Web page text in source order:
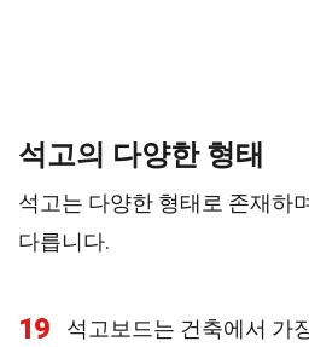
석고의 다양한 형태
석고는 다양한 형태로 존재하
다릅니다.
19
석고보드는 건축에서 가